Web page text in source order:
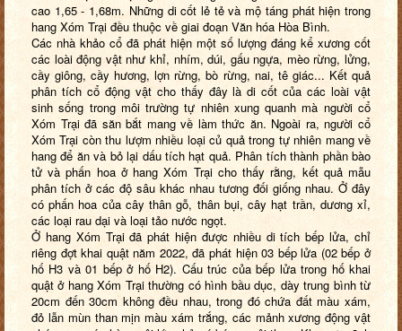
cao 1,65 - 1,68m. Những di cốt lẻ tẻ và mộ táng phát hiện trong
hang Xóm Trại đều thuộc về giai đoạn Văn hóa Hòa Bình.
Các nhà khảo cổ đã phát hiện một số lượng đáng kể xương cốt
các loài động vật như khỉ, nhím, dúi, gấu ngựa, mèo rừng, lửng,
cầy giông, cầy hương, lợn rừng, bò rừng, nai, tê giác... Kết quả
phân tích cổ động vật cho thấy đây là di cốt của các loài vật
sinh sống trong môi trường tự nhiên xung quanh mà người cổ
Xóm Trại đã săn bắt mang về làm thức ăn. Ngoài ra, người cổ
Xóm Trại còn thu lượm nhiều loại củ quả trong tự nhiên mang về
hang để ăn và bỏ lại dấu tích hạt quả. Phân tích thành phần bào
tử và phấn hoa ở hang Xóm Trại cho thấy rằng, kết quả mẫu
phân tích ở các độ sâu khác nhau tương đối giống nhau. Ở đây
có phấn hoa của cây thân gỗ, thân bụi, cây hạt trần, dương xỉ,
các loại rau dại và loại tảo nước ngọt.
Ở hang Xóm Trại đã phát hiện được nhiều di tích bếp lửa, chỉ
riêng đợt khai quật năm 2022, đã phát hiện 03 bếp lửa (02 bếp ở
hố H3 và 01 bếp ở hố H2). Cấu trúc của bếp lửa trong hố khai
quật ở hang Xóm Trại thường có hình bầu dục, dày trung bình từ
20cm đến 30cm không đều nhau, trong đó chứa đất màu xám,
đỏ lẫn mùn than mịn màu xám trắng, các mảnh xương động vật